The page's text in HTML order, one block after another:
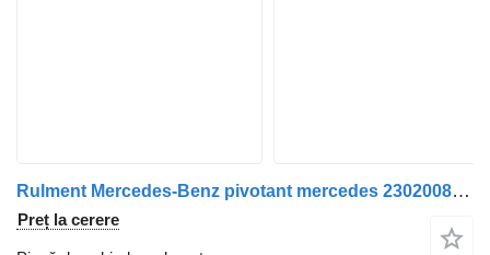
Rulment Mercedes-Benz pivotant mercedes 230200833031 pentru autobuz Mercedes-Benz O405 N
Preț la cerere